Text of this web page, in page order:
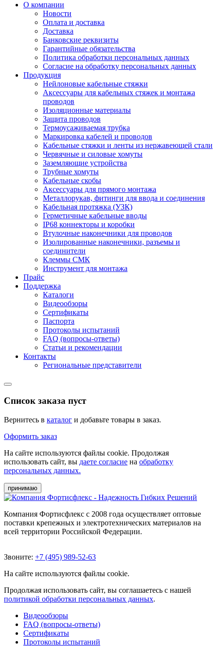
О компании
Новости
Оплата и доставка
Доставка
Банковские реквизиты
Гарантийные обязательства
Политика обработки персональных данных
Согласие на обработку персональных данных
Продукция
Нейлоновые кабельные стяжки
Аксессуары для кабельных стяжек и монтажа
проводов
Изоляционные материалы
Защита проводов
Термоусаживаемая трубка
Маркировка кабелей и проводов
Кабельные стяжки и ленты из нержавеющей стали
Червячные и силовые хомуты
Заземляющие устройства
Трубные хомуты
Кабельные скобы
Аксессуары для прямого монтажа
Металлорукав, фитинги для ввода и соединения
Кабельная протяжка (УЗК)
Герметичные кабельные вводы
IP68 коннекторы и коробки
Втулочные наконечники для проводов
Изолированные наконечники, разъемы и
соединители
Клеммы СМК
Инструмент для монтажа
Прайс
Поддержка
Каталоги
Видеообзоры
Сертификаты
Паспорта
Протоколы испытаний
FAQ (вопросы-ответы)
Статьи и рекомендации
Контакты
Региональные представители
Список заказа пуст
Вернитесь в каталог и добавьте товары в заказ.
Оформить заказ
На сайте используются файлы cookie. Продолжая
использовать сайт, вы даете согласие на обработку
персональных данных.
принимаю
Компания Фортисфлекс с 2008 года осуществляет оптовые
поставки крепежных и электротехнических материалов на
всей территории Российской Федерации.
Звоните: +7 (495) 989-52-63
На сайте используются файлы cookie.
Продолжая использовать сайт, вы соглашаетесь с нашей
политикой обработки персональных данных.
Видеообзоры
FAQ (вопросы-ответы)
Сертификаты
Протоколы испытаний